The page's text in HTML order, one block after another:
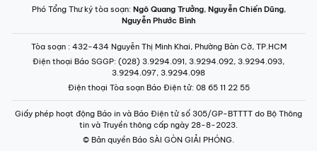
Phó Tổng Thư ký tòa soạn: Ngô Quang Trưởng, Nguyễn Chiến Dũng,
Nguyễn Phước Bình
Tòa soạn : 432-434 Nguyễn Thị Minh Khai, Phường Bàn Cờ, TP.HCM
Điện thoại Báo SGGP: (028) 3.9294.091, 3.9294.092, 3.9294.093,
3.9294.097, 3.9294.098
Điện thoại Tòa soạn Báo Điện tử: 08 65 11 22 55
Giấy phép hoạt động Báo in và Báo Điện tử số 305/GP-BTTTT do Bộ Thông
tin và Truyền thông cấp ngày 28-8-2023.
© Bản quyền Báo SÀI GÒN GIẢI PHÓNG.